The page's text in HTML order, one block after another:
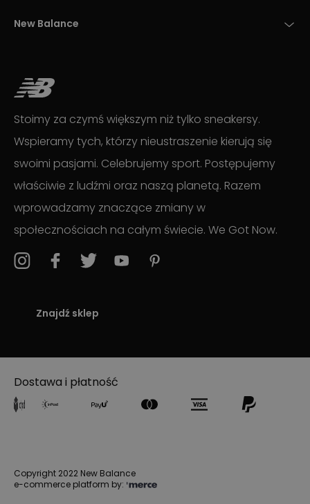
New Balance
Stoimy za czymś większym niż tylko sneakersy.
Wspieramy tych, którzy nieustraszenie kierują się
swoimi pasjami. Celebrujemy sport. Postępujemy
właściwie z ludźmi oraz naszą planetą. Razem
wprowadzamy znaczące zmiany w
społecznościach na całym świecie. We Got Now.
Znajdź sklep
Dostawa i płatność
Copyright 2022 New Balance
e-commerce platform by: